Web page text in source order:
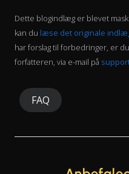
Dette blogindlæg er blevet
kan du læse det originale
har forslag til forbedringer, er
forfatteren, via e-mail på
FAQ